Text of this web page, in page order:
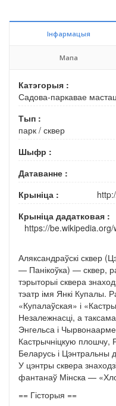
Інфармацыя
Мапа
Катэгорыя :
Садова-паркавае
Тып :
парк / сквер
Шыфр :
Датаванне :
Крыніца :
Крыніца дадатковая :
https://be.wikipedia.org/
Аляксандраўскі сквер
— Панікоўка) — сквер,
тэрыторыі сквера
тэатр імя Янкі Купалы.
«Купалаўская» і
Незалежнасці, а
Энгельса і
Кастрычніцкую плошчу,
Беларусь і
У цэнтры сквера
фантанаў Мінска —
== Гісторыя ==